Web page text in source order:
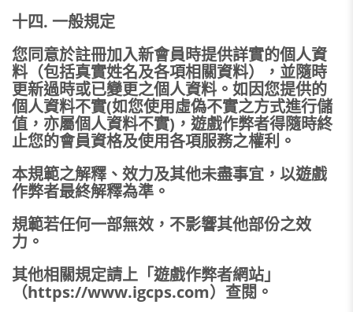
十四. 一般規定
您同意於註冊加入新會員時提供詳實的個人資
料（包括真實姓名及各項相關資料），並隨時
更新過時或已變更之個人資料。如因您提供的
個人資料不實(如您使用虛偽不實之方式進行儲
值，亦屬個人資料不實)，遊戲作弊者得隨時終
止您的會員資格及使用各項服務之權利。
本規範之解釋、效力及其他未盡事宜，以遊戲
作弊者最終解釋為準。
規範若任何一部無效，不影響其他部份之效
力。
其他相關規定請上「遊戲作弊者網站」
（https://www.igcps.com）查閱。